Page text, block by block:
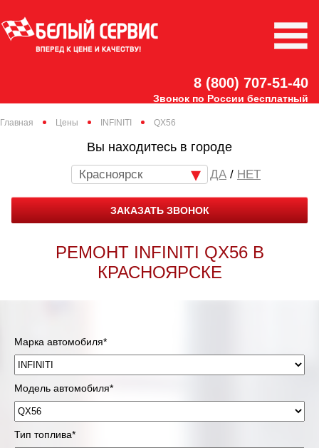
8 (800) 707-51-40
Звонок по России бесплатный
Главная Цены INFINITI QX56
Вы находитесь в городе
Красноярск / НЕТ
ЗАКАЗАТЬ ЗВОНОК
РЕМОНТ INFINITI QX56 В
КРАСНОЯРСКЕ
Марка автомобиля*
Модель автомобиля*
Тип топлива*